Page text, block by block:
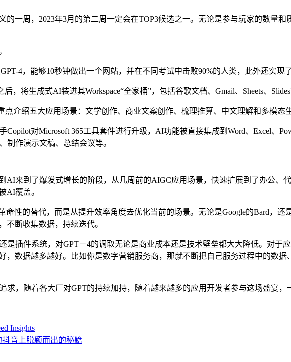
的一周，2023年3月的第二周一定会在TOP3候选之一。无论是参与玩家的数量
4，能够10秒钟做出一个网站，并在不同考试中击败90%的人类，此外还实现
，将生成式AI装进其Workspace“全家桶”，包括谷歌文档、Gmail、Sheets、Slides
点介绍五大应用场景：文学创作、商业文案创作、梳理推算、中文理解和多模态
对Microsoft 365工具套件进行升级，AI功能被直接集成到Word、Excel、
制作演示文稿、总结会议等。
AI来到了爆发式增长的阶段，从几周前的AIGC应用场景，快速扩展到了办公、
AI覆盖。
命性的替代，而是从提升效率角度去优化当前的场景。无论是Google的Bard，
不断收集数据，持续迭代。
是插件系统，对GPT－4的调取无论是商业成本还是技术壁垒都大大降低。对于
，数据越多越好。比如你是数字营销服务商，那就不断把自己服务过程中的数
求，随着各大厂对GPT的持续加持，随着越来越多的应用开发者参与这场盛宴，
Insights
音上脱颖而出的秘籍